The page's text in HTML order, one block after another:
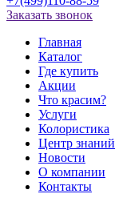
Заказать звонок
Главная
Каталог
Где купить
Акции
Что красим?
Услуги
Колористика
Центр знаний
Новости
О компании
Контакты